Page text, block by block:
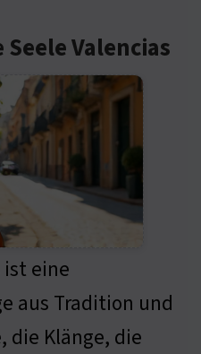
Valencias
ist eine
aus Tradition und
die Klänge, die